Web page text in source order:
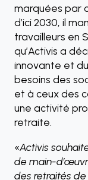
marquées par
d’ici 2030, il
travailleurs en
qu’Activis a
innovante et
besoins des
et à ceux des
une activité
retraite.
«Activis
de main-
des retraités